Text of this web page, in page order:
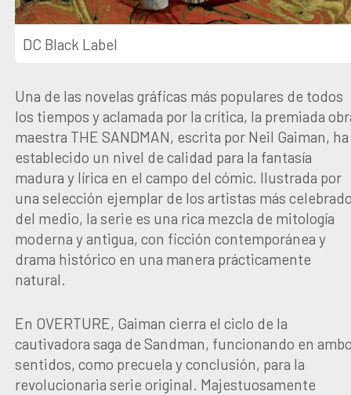
DC Black Label
Una de las novelas gráficas más populares de todos
los tiempos y aclamada por la crítica, la premiada
maestra THE SANDMAN, escrita por Neil Gaiman, ha
establecido un nivel de calidad para la fantasía
madura y lírica en el campo del cómic. Ilustrada por
una selección ejemplar de los artistas más
del medio, la serie es una rica mezcla de mitología
moderna y antigua, con ficción contemporánea y
drama histórico en una manera prácticamente
natural.
En OVERTURE, Gaiman cierra el ciclo de la
cautivadora saga de Sandman, funcionando en
sentidos, como precuela y conclusión, para la
revolucionaria serie original. Majestuosamente